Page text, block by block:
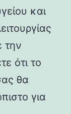
και
την
ότι το
θα
για